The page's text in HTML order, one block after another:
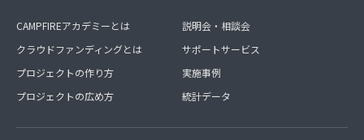
CAMPFIREアカデミーとは
クラウドファンディングとは
プロジェクトの作り方
プロジェクトの広め方
説明会・相談会
サポートサービス
実施事例
統計データ